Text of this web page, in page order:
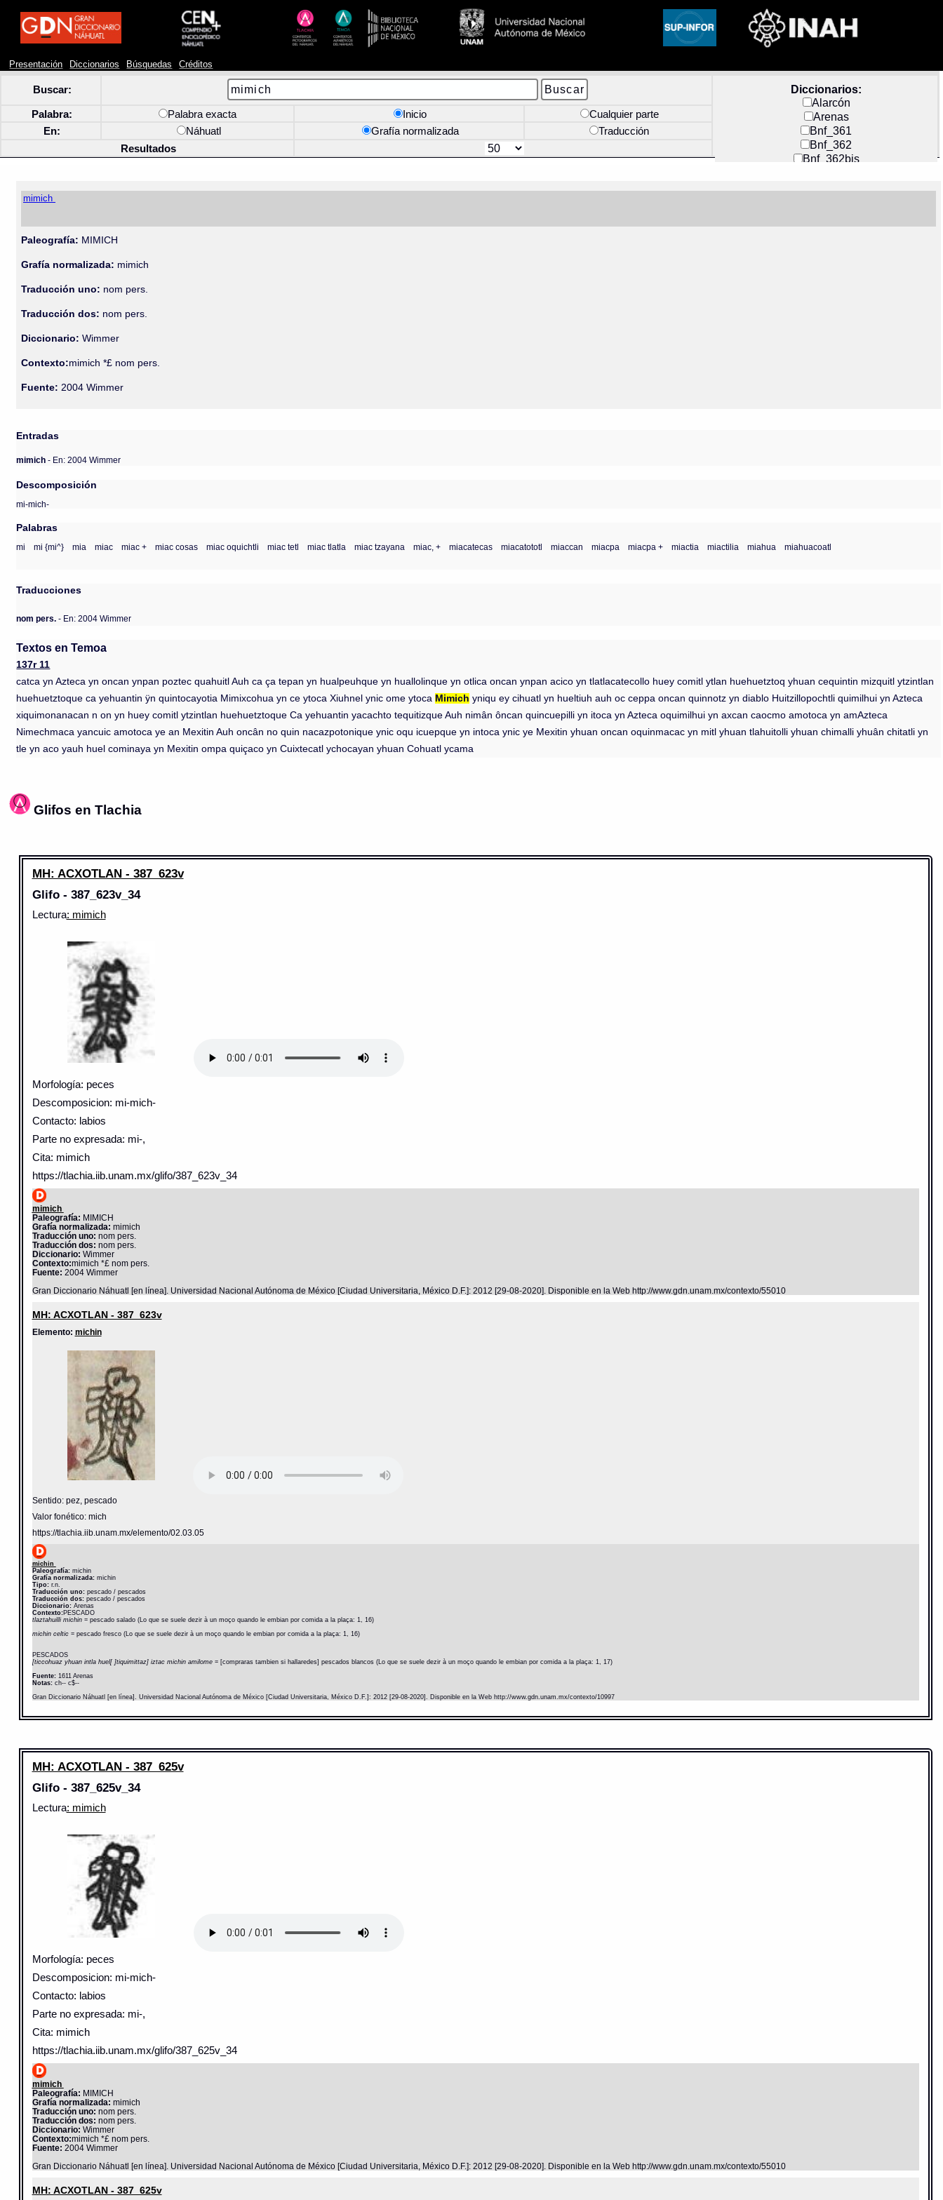
Presentación Diccionarios Búsquedas Créditos
Buscar:
Diccionarios:
Alarcón
Arenas
Bnf_361
Bnf_362
Bnf_362bis
Docs_México
Palabra: Palabra exacta Inicio
Cualquier parte
En:
Náhuatl Grafía normalizada
Traducción
Resultados
mimich
Paleografía: MIMICH
Grafía normalizada: mimich
Traducción uno: nom pers.
Traducción dos: nom pers.
Diccionario:Wimmer
Contexto:mimich *£ nom pers.
Fuente: 2004 Wimmer
Entradas
mimich- En: 2004 Wimmer
Descomposición
mi-mich-
Palabras
mi mi {mi^} mia miac miac + miac cosas miac oquichtli miac tetl miac tlatla miac tzayana miac, + miacatecas miacatototl miaccan miacpa miacpa + miactia miactilia miahua miahuacoatl
Traducciones
nom pers. - En: 2004 Wimmer
Textos en Temoa
137r 11
catca yn Azteca yn oncan ynpan poztec quahuitl Auh ca ça tepan yn hualpeuhque yn huallolinque yn otlica oncan ynpan acico yn tlatlacatecollo huey comitl ytlan huehuetztoq yhuan cequintin mizquitl ytzintlan
huehuetztoque ca yehuantin ÿn quintocayotia Mimixcohua yn ce ytoca Xiuhnel ynic ome ytoca Mimich yniqu ey cihuatl yn hueltiuh auh oc ceppa oncan quinnotz yn diablo Huitzillopochtli quimilhui yn Azteca
xiquimonanacan n on yn huey comitl ytzintlan huehuetztoque Ca yehuantin yacachto tequitizque Auh nimân ôncan quincuepilli yn itoca yn Azteca oquimilhui yn axcan caocmo amotoca yn amAzteca
Nimechmaca yancuic amotoca ye an Mexitin Auh oncân no quin nacazpotonique ynic oqu icuepque yn intoca ynic ye Mexitin yhuan oncan oquinmacac yn mitl yhuan tlahuitolli yhuan chimalli yhuân chitatli yn
tle yn aco yauh huel cominaya yn Mexitin ompa quiçaco yn Cuixtecatl ychocayan yhuan Cohuatl ycama
Glifos en Tlachia
MH: ACXOTLAN - 387_623v
Glifo - 387_623v_34
Lectura: mimich
Morfología: peces
Descomposicion: mi-mich-
Contacto: labios
Parte no expresada: mi-,
Cita: mimich
https://tlachia.iib.unam.mx/glifo/387_623v_34
mimich
Paleografía: MIMICH
Grafía normalizada: mimich
Traducción uno: nom pers.
Traducción dos: nom pers.
Diccionario: Wimmer
Contexto:mimich *£ nom pers.
Fuente: 2004 Wimmer
Gran Diccionario Náhuatl [en línea]. Universidad Nacional Autónoma de México [Ciudad Universitaria, México D.F.]: 2012 [29-08-2020]. Disponible en la Web http://www.gdn.unam.mx/contexto/55010
MH: ACXOTLAN - 387_623v
Elemento: michin
Sentido: pez, pescado
Valor fonético: mich
https://tlachia.iib.unam.mx/elemento/02.03.05
michin
Paleografía:michin
Grafía normalizada:michin
Tipo:r.n.
Traducción uno:pescado / pescados
Traducción dos:pescado / pescados
Diccionario: Arenas
Contexto:PESCADO
tlaztahuilli michin = pescado salado (Lo que se suele dezir à un moço quando le embian por comida a la plaça: 1, 16)
michin celtic = pescado fresco (Lo que se suele dezir à un moço quando le embian por comida a la plaça: 1, 16)
PESCADOS
[ticcohuaz yhuan intla huel[ ]tiquimittaz] iztac michin amilome = [compraras tambien si hallaredes] pescados blancos (Lo que se suele dezir à un moço quando le embian por comida a la plaça: 1, 17)
Fuente:1611 Arenas
Notas:ch-- c$--
Gran Diccionario Náhuatl [en línea]. Universidad Nacional Autónoma de México [Ciudad Universitaria, México D.F.]: 2012 [29-08-2020]. Disponible en la Web http://www.gdn.unam.mx/contexto/10997
MH: ACXOTLAN - 387_625v
Glifo - 387_625v_34
Lectura: mimich
Morfología: peces
Descomposicion: mi-mich-
Contacto: labios
Parte no expresada: mi-,
Cita: mimich
https://tlachia.iib.unam.mx/glifo/387_625v_34
mimich
Paleografía: MIMICH
Grafía normalizada: mimich
Traducción uno: nom pers.
Traducción dos: nom pers.
Diccionario: Wimmer
Contexto:mimich *£ nom pers.
Fuente: 2004 Wimmer
Gran Diccionario Náhuatl [en línea]. Universidad Nacional Autónoma de México [Ciudad Universitaria, México D.F.]: 2012 [29-08-2020]. Disponible en la Web http://www.gdn.unam.mx/contexto/55010
MH: ACXOTLAN - 387_625v